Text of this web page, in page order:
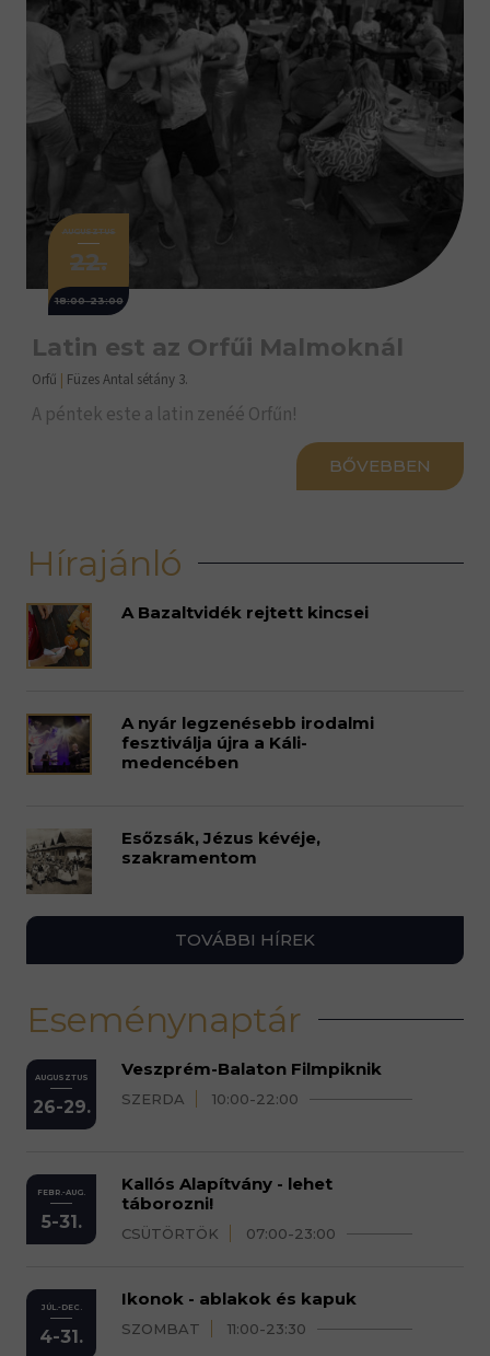
AUGUSZTUS
22.
18:00-23:00
Latin est az Orfűi Malmoknál
Orfű | Füzes Antal sétány 3.
A péntek este a latin zenéé Orfűn!
BŐVEBBEN
Hírajánló
A Bazaltvidék rejtett kincsei
A nyár legzenésebb irodalmi
fesztiválja újra a Káli-
medencében
Esőzsák, Jézus kévéje,
szakramentom
TOVÁBBI HÍREK
Eseménynaptár
AUGUSZTUS
26-29.
Veszprém-Balaton Filmpiknik
SZERDA 10:00-22:00
FEBR.-AUG.
5-31.
Kallós Alapítvány - lehet
táborozni!
CSÜTÖRTÖK 07:00-23:00
JÚL.-DEC.
4-31.
Ikonok - ablakok és kapuk
SZOMBAT 11:00-23:30